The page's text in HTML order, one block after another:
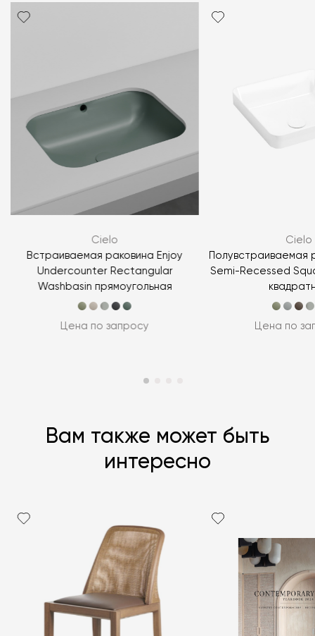
Я согласен сполитикой персональных данных
ЗАДАТЬ ВОПРОС
Cielo
Встраиваемая раковина Enjoy
Undercounter Rectangular
Washbasin прямоугольная
Цена по запросу
Cielo
Полувстраиваемая
Semi-Recessed
Цена по
Вам также может быть
интересно